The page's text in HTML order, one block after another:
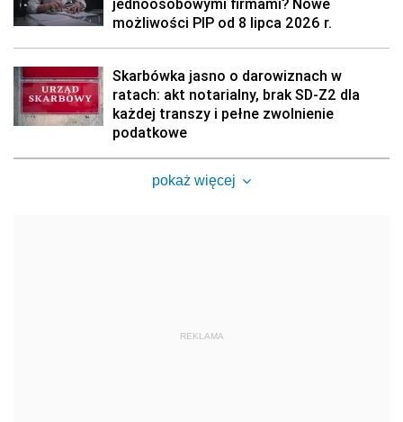
jednoosobowymi firmami? Nowe
możliwości PIP od 8 lipca 2026 r.
Skarbówka jasno o darowiznach w
ratach: akt notarialny, brak SD-Z2 dla
każdej transzy i pełne zwolnienie
podatkowe
pokaż więcej
REKLAMA